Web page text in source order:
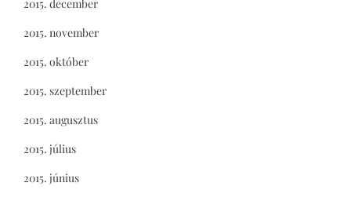
2015. december
2015. november
2015. október
2015. szeptember
2015. augusztus
2015. július
2015. június